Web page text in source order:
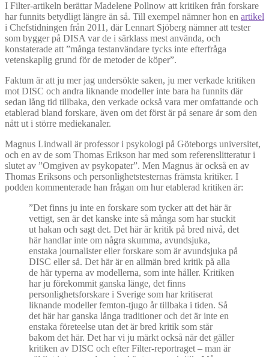
I Filter-artikeln berättar Madelene Pollnow att kritiken från forskare
har funnits betydligt längre än så. Till exempel nämner hon en artikel
i Chefstidningen från 2011, där Lennart Sjöberg nämner att tester
som bygger på DISA var de i särklass mest använda, och
konstaterade att ”många testanvändare tycks inte efterfråga
vetenskaplig grund för de metoder de köper”.
Faktum är att ju mer jag undersökte saken, ju mer verkade kritiken
mot DISC och andra liknande modeller inte bara ha funnits där
sedan lång tid tillbaka, den verkade också vara mer omfattande och
etablerad bland forskare, även om det först är på senare år som den
nått ut i större mediekanaler.
Magnus Lindwall är professor i psykologi på Göteborgs universitet,
och en av de som Thomas Erikson har med som referenslitteratur i
slutet av ”Omgiven av psykopater”. Men Magnus är också en av
Thomas Eriksons och personlighetstesternas främsta kritiker. I
podden kommenterade han frågan om hur etablerad kritiken är:
”Det finns ju inte en forskare som tycker att det här är
vettigt, sen är det kanske inte så många som har stuckit
ut hakan och sagt det. Det här är kritik på bred nivå, det
här handlar inte om några skumma, avundsjuka,
enstaka journalister eller forskare som är avundsjuka på
DISC eller så. Det här är en allmän bred kritik på alla
de här typerna av modellerna, som inte håller. Kritiken
har ju förekommit ganska länge, det finns
personlighetsforskare i Sverige som har kritiserat
liknande modeller femton-tjugo år tillbaka i tiden. Så
det här har ganska långa traditioner och det är inte en
enstaka företeelse utan det är bred kritik som står
bakom det här. Det har vi ju märkt också när det gäller
kritiken av DISC och efter Filter-reportraget – man är